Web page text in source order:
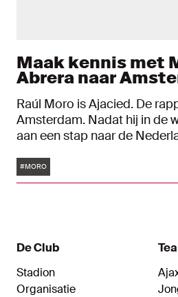
Maak kennis met
Abrera naar
Raúl Moro is Ajacied. De
Amsterdam. Nadat hij in de
aan een stap naar de
Moro? En wat is zijn kwaliteit?
Tags
#MORO
De Club
Stadion
Organisatie